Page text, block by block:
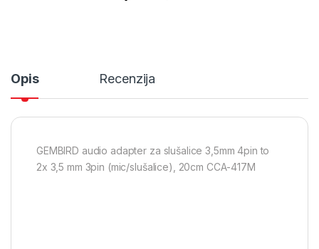
Opis Recenzija
GEMBIRD audio adapter za slušalice 3,5mm 4pin to
2x 3,5 mm 3pin (mic/slušalice), 20cm CCA-417M